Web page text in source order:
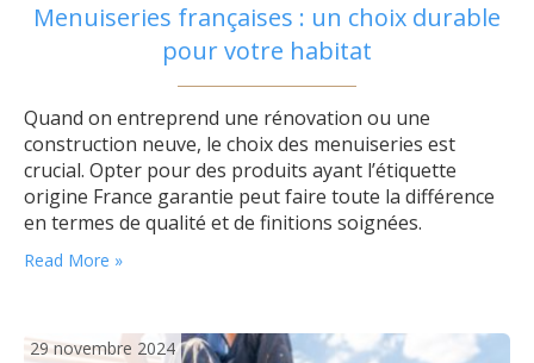
Menuiseries françaises : un choix durable
pour votre habitat
Quand on entreprend une rénovation ou une
construction neuve, le choix des menuiseries est
crucial. Opter pour des produits ayant l’étiquette
origine France garantie peut faire toute la différence
en termes de qualité et de finitions soignées.
Avantages des menuiseries origine France garantie
Les menuiseries fabriquées en France bénéficient
certification de qualité assure que…
Read More »
29 novembre 2024